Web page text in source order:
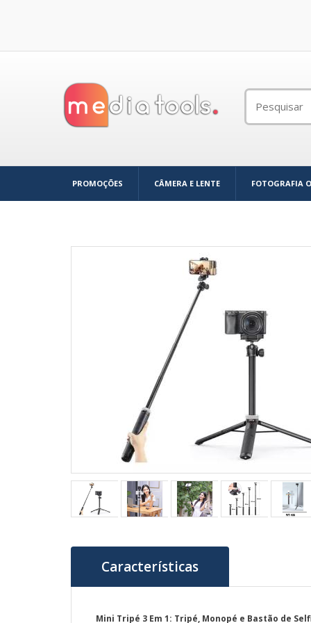
PROMOÇÕES CÂMERA E LENTE FOTOGRAFIA
Características
Mini Tripé 3 Em 1: Tripé, Monopé e Bastão de